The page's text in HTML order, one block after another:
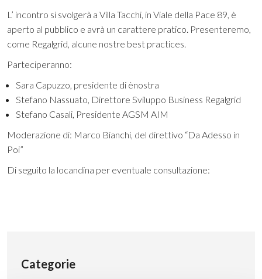
L’ incontro si svolgerà a Villa Tacchi, in Viale della Pace 89, è
aperto al pubblico e avrà un carattere pratico. Presenteremo,
come Regalgrid, alcune nostre best practices.
Parteciperanno:
Sara Capuzzo, presidente di ènostra
Stefano Nassuato, Direttore Sviluppo Business Regalgrid
Stefano Casali, Presidente AGSM AIM
Moderazione di: Marco Bianchi, del direttivo “Da Adesso in
Poi”
Di seguito la locandina per eventuale consultazione:
Categorie